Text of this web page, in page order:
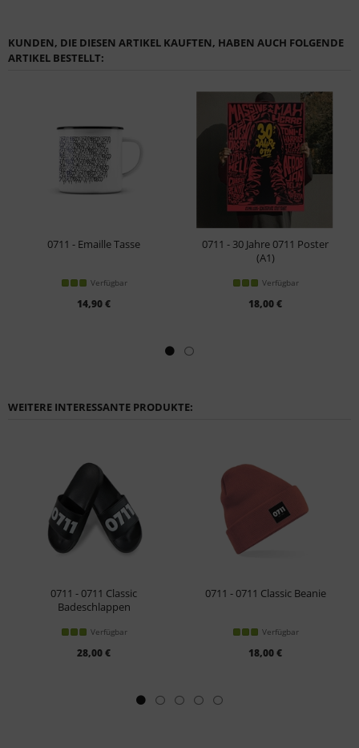
KUNDEN, DIE DIESEN ARTIKEL KAUFTEN, HABEN AUCH FOLGENDE
ARTIKEL BESTELLT:
0711 - Emaille Tasse
Verfügbar
14,90 €
0711 - 30 Jahre 0711 Poster
(A1)
Verfügbar
18,00 €
WEITERE INTERESSANTE PRODUKTE:
0711 - 0711 Classic
Badeschlappen
Verfügbar
28,00 €
0711 - 0711 Classic Beanie
Verfügbar
18,00 €